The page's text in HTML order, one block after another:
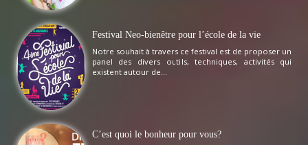
Festival Neo-bienêtre pour l’école de la vie
Notre souhait à travers ce festival est de proposer un
panel des divers outils, techniques, activités qui
existent autour de...
C’est quoi le bonheur pour vous?